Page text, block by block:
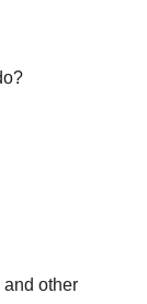
and other